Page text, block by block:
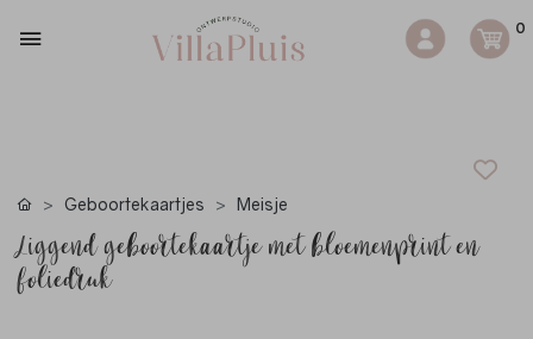
0
Geboortekaartjes Meisje
Liggend geboortekaartje met bloemenprint en
foliedruk